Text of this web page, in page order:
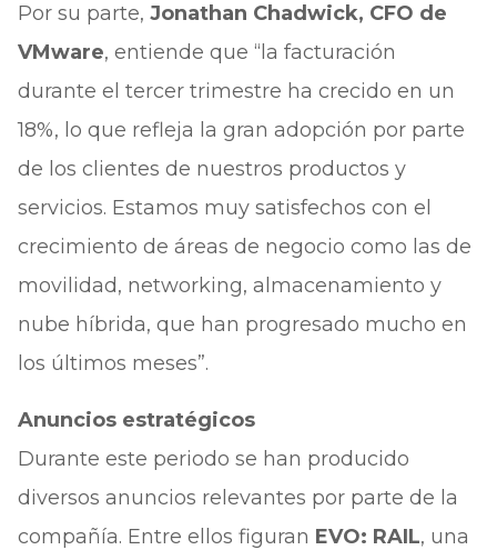
Por su parte, Jonathan Chadwick, CFO de
VMware, entiende que “la facturación
durante el tercer trimestre ha crecido en un
18%, lo que refleja la gran adopción por parte
de los clientes de nuestros productos y
servicios. Estamos muy satisfechos con el
crecimiento de áreas de negocio como las de
movilidad, networking, almacenamiento y
nube híbrida, que han progresado mucho en
los últimos meses”.
Anuncios estratégicos
Durante este periodo se han producido
diversos anuncios relevantes por parte de la
compañía. Entre ellos figuran EVO: RAIL, una